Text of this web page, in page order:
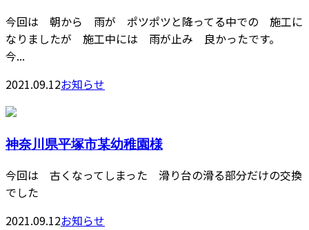
今回は 朝から 雨が ポツポツと降ってる中での 施工に
なりましたが 施工中には 雨が止み 良かったです。
今...
2021.09.12お知らせ
神奈川県平塚市某幼稚園様
今回は 古くなってしまった 滑り台の滑る部分だけの交換
でした
2021.09.12お知らせ